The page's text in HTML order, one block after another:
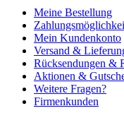
Meine Bestellung
Mein Kundenkonto
Versand &
Rücksendungen &
Aktionen &
Weitere Fragen?
Firmenkunden